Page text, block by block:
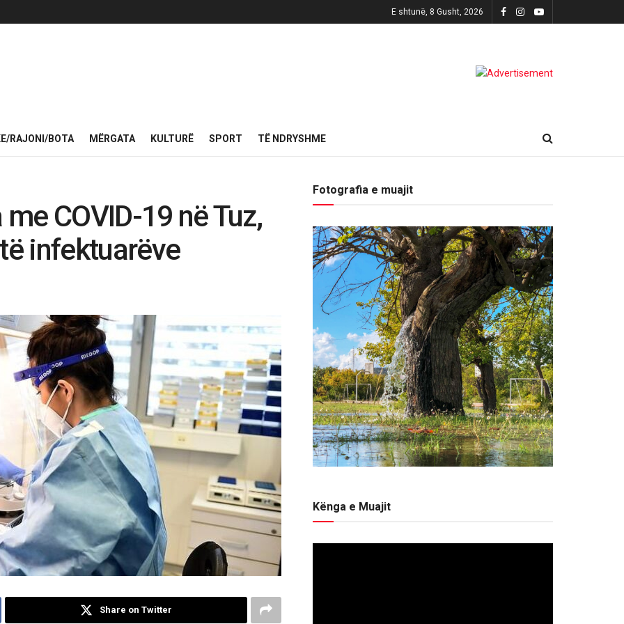
E shtunë, 8 Gusht, 2026
RAJONI/BOTA MËRGATA KULTURË SPORT TË NDRYSHME
COVID-19 në Tuz,
infektuarëve
Share on Twitter
Fotografia e muajit
Kënga e Muajit